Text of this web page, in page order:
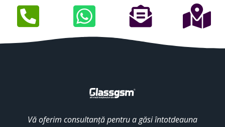
Vă oferim consultanță pentru a găsi întotdeauna